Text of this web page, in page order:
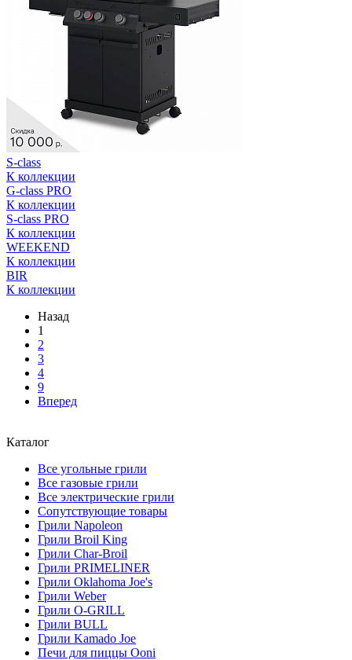
S-class
К коллекции
G-class PRO
К коллекции
S-class PRO
К коллекции
WEEKEND
К коллекции
BIR
К коллекции
Назад
1
2
3
4
9
Вперед
Каталог
Все угольные грили
Все газовые грили
Все электрические грили
Сопутствующие товары
Грили Napoleon
Грили Broil King
Грили Char-Broil
Грили PRIMELINER
Грили Oklahoma Joe's
Грили Weber
Грили O-GRILL
Грили BULL
Грили Kamado Joe
Печи для пиццы Ooni